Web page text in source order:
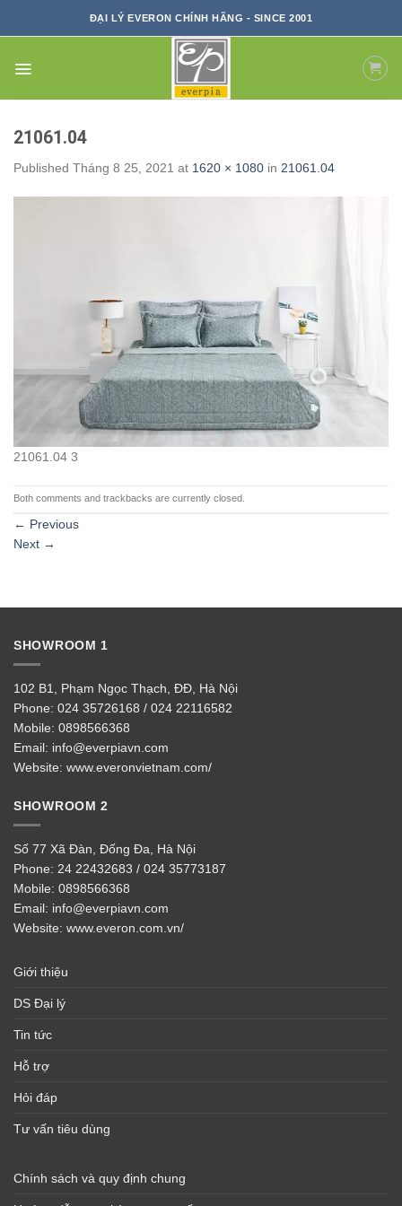
ĐẠI LÝ EVERON CHÍNH HÃNG - SINCE 2001
21061.04
Published Tháng 8 25, 2021 at 1620 × 1080 in 21061.04
21061.04 3
Both comments and trackbacks are currently closed.
← Previous
Next →
SHOWROOM 1
102 B1, Phạm Ngọc Thạch, ĐĐ, Hà Nội
Phone: 024 35726168 / 024 22116582
Mobile: 0898566368
Email: info@everpiavn.com
Website: www.everonvietnam.com/
SHOWROOM 2
Số 77 Xã Đàn, Đống Đa, Hà Nội
Phone: 24 22432683 / 024 35773187
Mobile: 0898566368
Email: info@everpiavn.com
Website: www.everon.com.vn/
Giới thiệu
DS Đại lý
Tin tức
Hỗ trợ
Hỏi đáp
Tư vấn tiêu dùng
Chính sách và quy định chung